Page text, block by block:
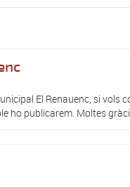
El Renauenc, si vols
ho publicarem. Moltes